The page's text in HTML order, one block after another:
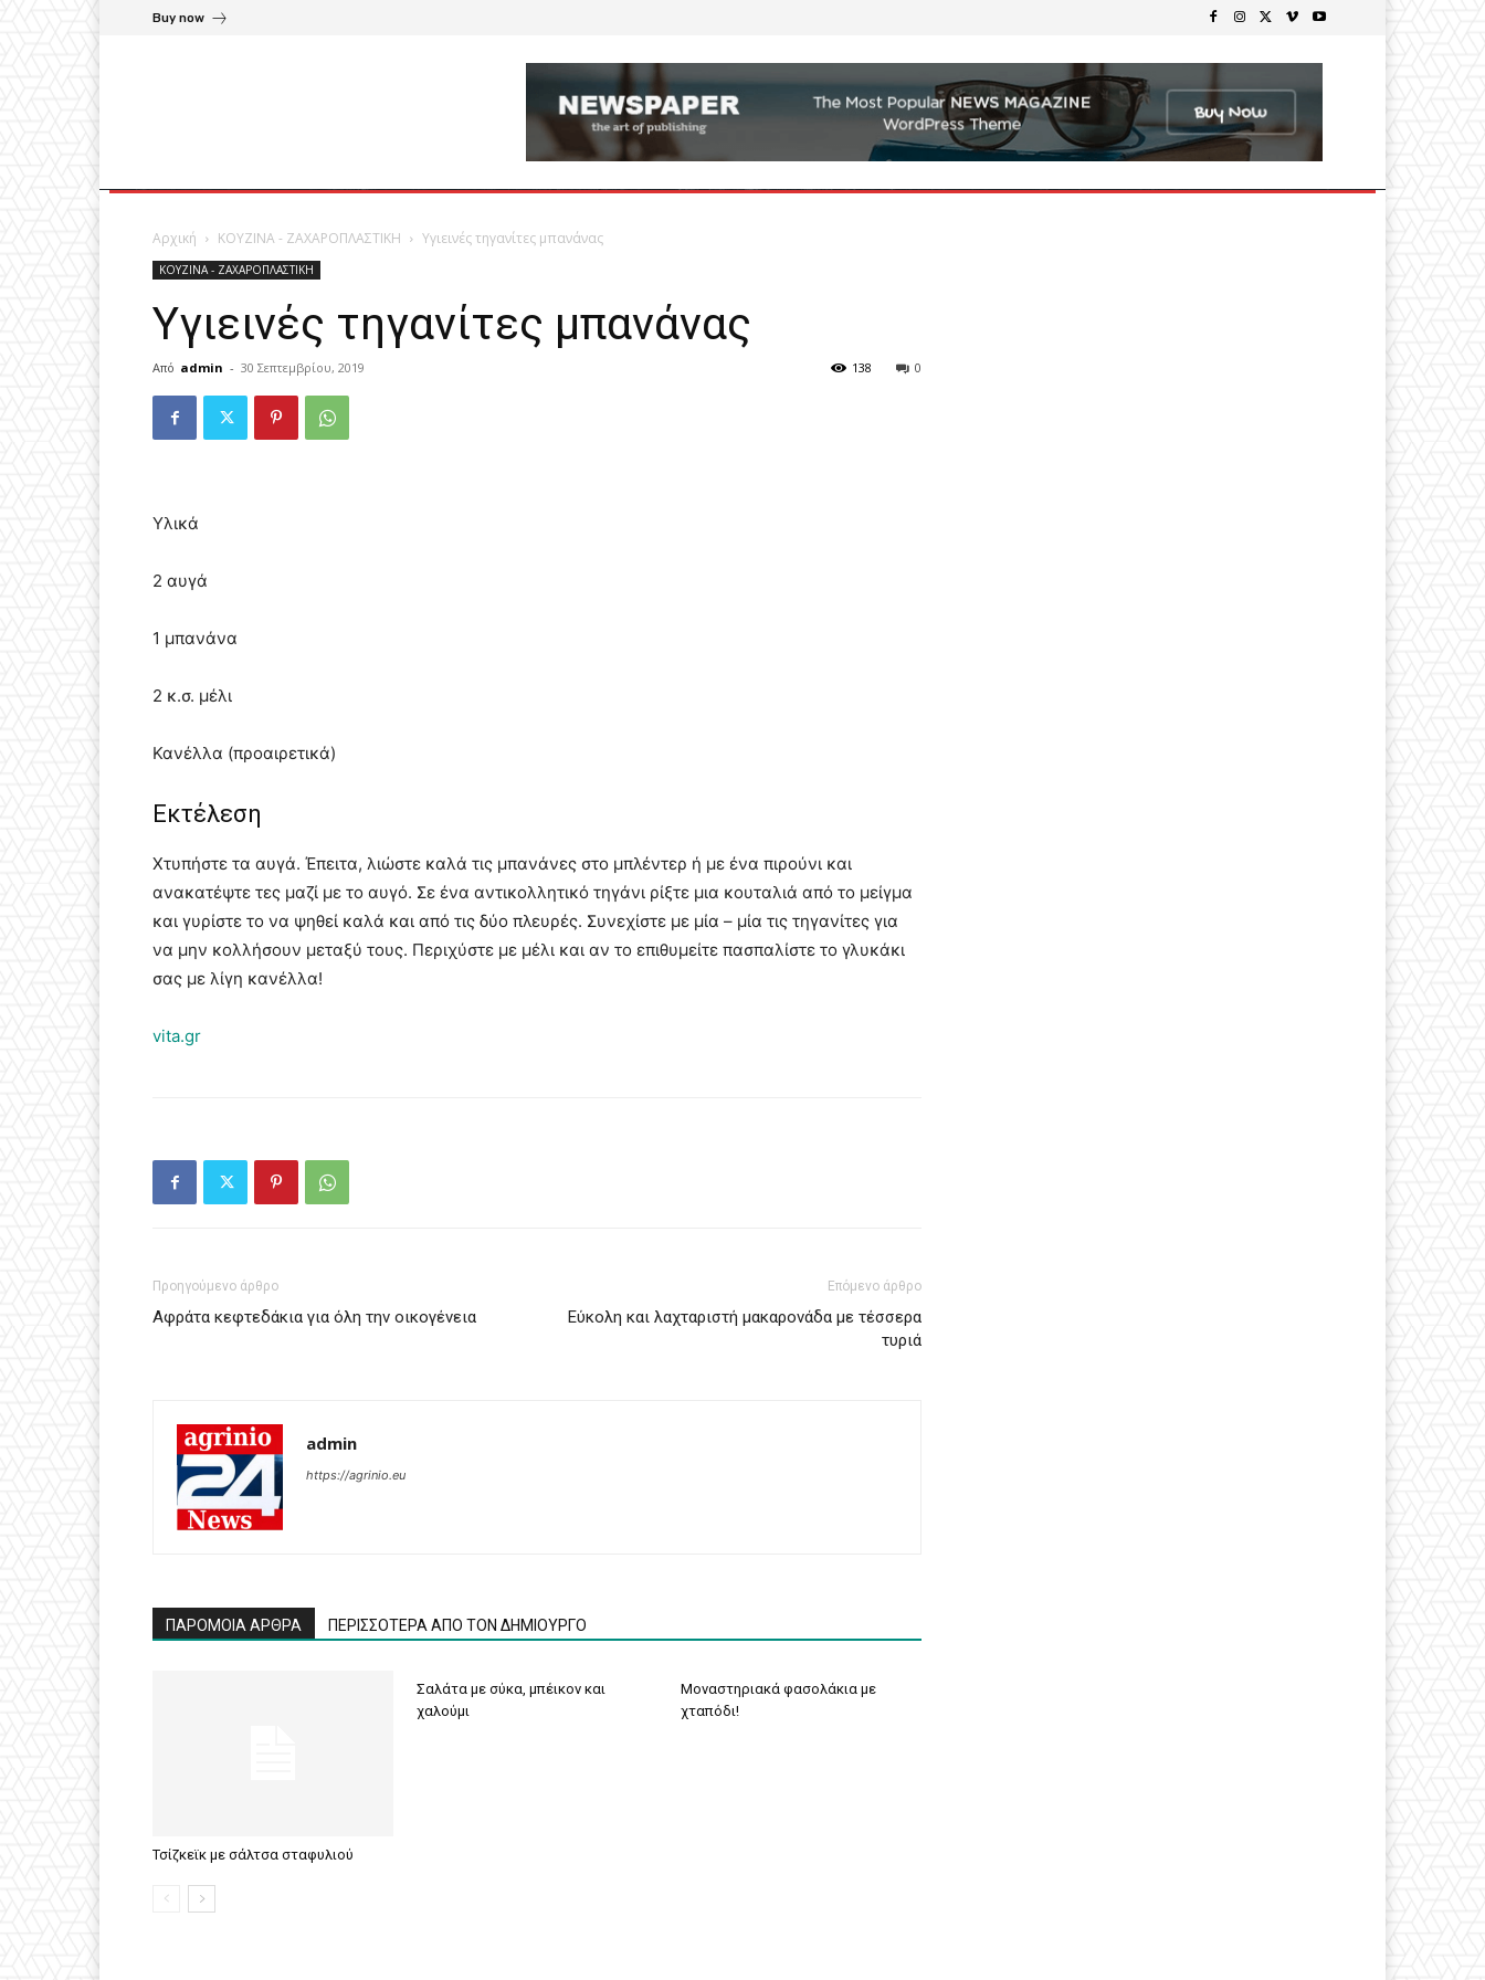
Buy now
Αρχική ΚΟΥΖΙΝΑ - ΖΑΧΑΡΟΠΛΑΣΤΙΚΗ Υγιεινές τηγανίτες μπανάνας
ΚΟΥΖΙΝΑ - ΖΑΧΑΡΟΠΛΑΣΤΙΚΗ
Υγιεινές τηγανίτες μπανάνας
Από admin - 30 Σεπτεμβρίου, 2019 0
138
Υλικά
2 αυγά
1 μπανάνα
2 κ.σ. μέλι
Κανέλλα (προαιρετικά)
Εκτέλεση
Χτυπήστε τα αυγά. Έπειτα, λιώστε καλά τις μπανάνες στο μπλέντερ ή με ένα πιρούνι και
ανακατέψτε τες μαζί με το αυγό. Σε ένα αντικολλητικό τηγάνι ρίξτε μια κουταλιά από το μείγμα
και γυρίστε το να ψηθεί καλά και από τις δύο πλευρές. Συνεχίστε με μία – μία τις τηγανίτες για
να μην κολλήσουν μεταξύ τους. Περιχύστε με μέλι και αν το επιθυμείτε πασπαλίστε το γλυκάκι
σας με λίγη κανέλλα!
vita.gr
Προηγούμενο άρθρο
Αφράτα κεφτεδάκια για όλη την οικογένεια
Επόμενο άρθρο
Εύκολη και λαχταριστή μακαρονάδα με τέσσερα
τυριά
admin
https://agrinio.eu
ΠΑΡΟΜΟΙΑ ΑΡΘΡΑ ΠΕΡΙΣΣΟΤΕΡΑ ΑΠΟ ΤΟΝ ΔΗΜΙΟΥΡΓΟ
Τσίζκεϊκ με σάλτσα σταφυλιού
Σαλάτα με σύκα, μπέικον και
χαλούμι
Μοναστηριακά φασολάκια με
χταπόδι!